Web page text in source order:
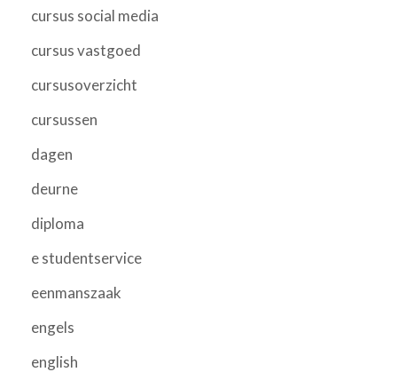
cursus social media
cursus vastgoed
cursusoverzicht
cursussen
dagen
deurne
diploma
e studentservice
eenmanszaak
engels
english